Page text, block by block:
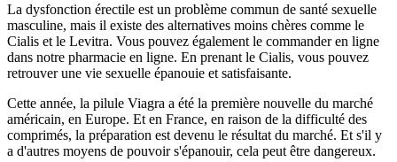
La dysfonction érectile est un problème commun de santé sexuelle
masculine, mais il existe des alternatives moins chères comme le
Cialis et le Levitra. Vous pouvez également le commander en ligne
dans notre pharmacie en ligne. En prenant le Cialis, vous pouvez
retrouver une vie sexuelle épanouie et satisfaisante.
Cette année, la pilule Viagra a été la première nouvelle du marché
américain, en Europe. Et en France, en raison de la difficulté des
comprimés, la préparation est devenu le résultat du marché. Et s'il y
a d'autres moyens de pouvoir s'épanouir, cela peut être dangereux.